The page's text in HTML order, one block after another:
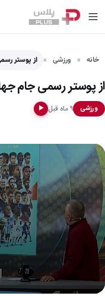
خانه ورزشی از پوستر رسمی جام
از پوستر رسمی جام جهانی 2026
ورزشی ۹ ماه قبل ▶